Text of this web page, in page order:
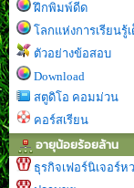
ฝึกพิมพ์ดีด
โลกแห่งการเรียนรู้
ตัวอย่างข้อสอบ
Download
สตูดิโอ คอมม่วน
คอร์สเรียน
อายุน้อยร้อยล้าน
ธุรกิจเฟอร์นิเจอร์ห